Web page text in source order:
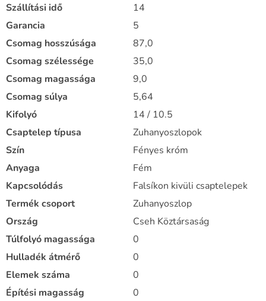
Szállítási idő
14
Garancia
5
Csomag hosszúsága
87,0
Csomag szélessége
35,0
Csomag magassága
9,0
Csomag súlya
5,64
Kifolyó
14 / 10.5
Csaptelep típusa
Zuhanyoszlopok
Szín
Fényes króm
Anyaga
Fém
Kapcsolódás
Falsíkon kivüli csaptelepek
Termék csoport
Zuhanyoszlop
Ország
Cseh Köztársaság
Túlfolyó magassága
0
Hulladék átmérő
0
Elemek száma
0
Építési magasság
0